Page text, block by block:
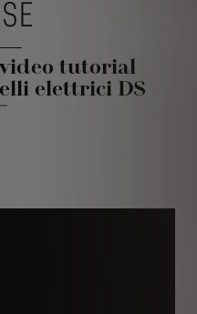
tutorial
elettrici DS